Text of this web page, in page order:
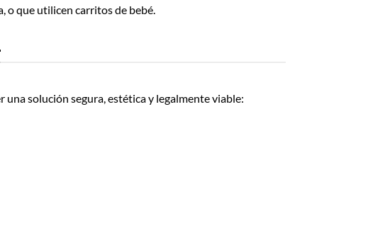
o que utilicen carritos de bebé.
una solución segura, estética y legalmente viable: